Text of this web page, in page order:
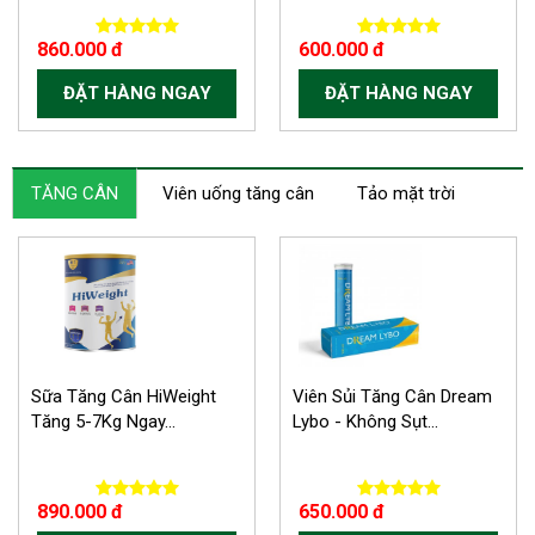
860.000 đ
ĐẶT HÀNG NGAY
600.000 đ
ĐẶT HÀNG NGAY
TĂNG CÂN Viên uống tăng cân Tảo mặt trời
Sữa Tăng Cân HiWeight
Tăng 5-7Kg Ngay...
890.000 đ
Viên Sủi Tăng Cân Dream
Lybo - Không Sụt...
650.000 đ